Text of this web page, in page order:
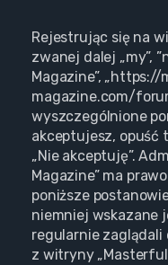
Rejestrując się na
zwanej dalej „my”,
Magazine”,
magazine.com/
wyszczególnione
akceptujesz, opuść
„Nie akceptuję”.
Magazine” ma
poniższe
niemniej wskazane
regularnie
z witryny